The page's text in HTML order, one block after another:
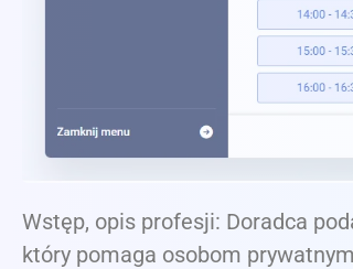
Wstęp, opis profesji: Doradca
który pomaga osobom